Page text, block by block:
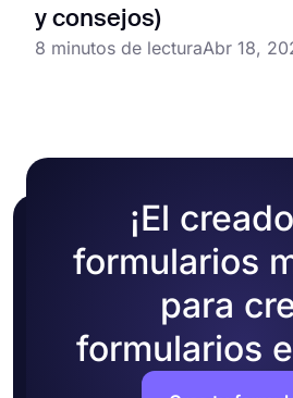
y consejos)
8 minutos de lecturaAbr 18,
¡El
formularios
para
formularios